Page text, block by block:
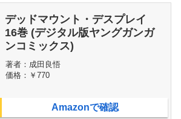
デッドマウント・デスプレイ
16巻 (デジタル版ヤングガンガ
ンコミックス)
著者： 成田良悟
価格： ￥770
Amazonで確認